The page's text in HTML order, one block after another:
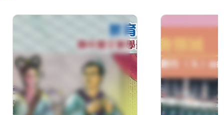
教育頻道 國中國文教學
影片. V.7《寫出漂亮硬
筆字》
實踐－以國